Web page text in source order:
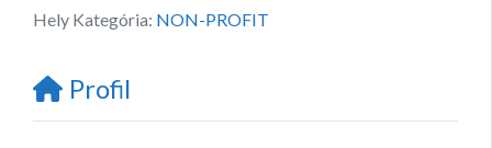
Hely Kategória: NON-PROFIT
Profil